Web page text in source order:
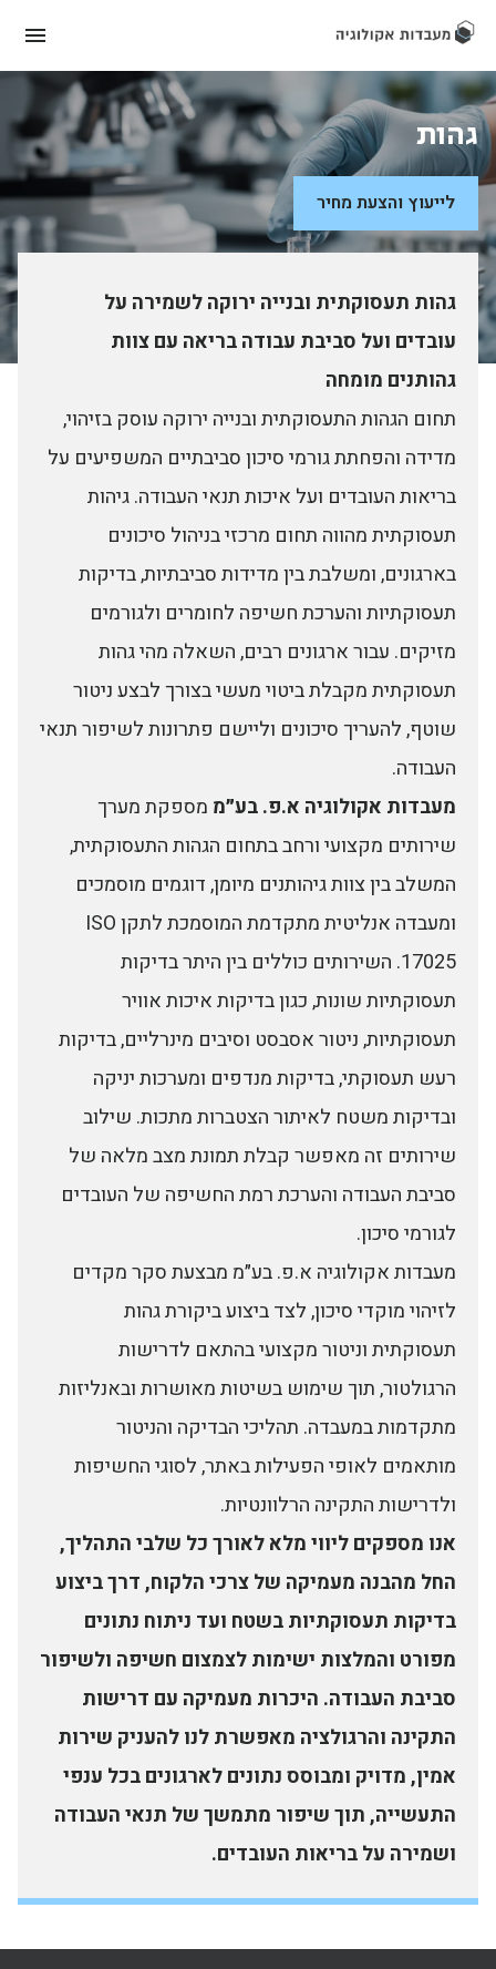
גהות
לייעוץ והצעת מחיר
גהות תעסוקתית ובנייה ירוקה לשמירה על
עובדים ועל סביבת עבודה בריאה עם צוות
גהותנים מומחה
תחום הגהות התעסוקתית ובנייה ירוקה עוסק בזיהוי,
מדידה והפחתת גורמי סיכון סביבתיים המשפיעים על
בריאות העובדים ועל איכות תנאי העבודה. גיהות
תעסוקתית מהווה תחום מרכזי בניהול סיכונים
בארגונים, ומשלבת בין מדידות סביבתיות, בדיקות
תעסוקתיות והערכת חשיפה לחומרים ולגורמים
מזיקים. עבור ארגונים רבים, השאלה מהי גהות
תעסוקתית מקבלת ביטוי מעשי בצורך לבצע ניטור
שוטף, להעריך סיכונים וליישם פתרונות לשיפור תנאי
העבודה.
מעבדות אקולוגיה א.פ. בע״מ מספקת מערך
שירותים מקצועי ורחב בתחום הגהות התעסוקתית,
המשלב בין צוות גיהותנים מיומן, דוגמים מוסמכים
ומעבדה אנליטית מתקדמת המוסמכת לתקן ISO
17025. השירותים כוללים בין היתר בדיקות
תעסוקתיות שונות, כגון בדיקות איכות אוויר
תעסוקתיות, ניטור אסבסט וסיבים מינרליים, בדיקות
רעש תעסוקתי, בדיקות מנדפים ומערכות יניקה
ובדיקות משטח לאיתור הצטברות מתכות. שילוב
שירותים זה מאפשר קבלת תמונת מצב מלאה של
סביבת העבודה והערכת רמת החשיפה של העובדים
לגורמי סיכון.
מעבדות אקולוגיה א.פ. בע״מ מבצעת סקר מקדים
לזיהוי מוקדי סיכון, לצד ביצוע ביקורת גהות
תעסוקתית וניטור מקצועי בהתאם לדרישות
הרגולטור, תוך שימוש בשיטות מאושרות ובאנליזות
מתקדמות במעבדה. תהליכי הבדיקה והניטור
מותאמים לאופי הפעילות באתר, לסוגי החשיפות
ולדרישות התקינה הרלוונטיות.
אנו מספקים ליווי מלא לאורך כל שלבי התהליך,
החל מהבנה מעמיקה של צרכי הלקוח, דרך ביצוע
בדיקות תעסוקתיות בשטח ועד ניתוח נתונים
מפורט והמלצות ישימות לצמצום חשיפה ולשיפור
סביבת העבודה. היכרות מעמיקה עם דרישות
התקינה והרגולציה מאפשרת לנו להעניק שירות
אמין, מדויק ומבוסס נתונים לארגונים בכל ענפי
התעשייה, תוך שיפור מתמשך של תנאי העבודה
ושמירה על בריאות העובדים.